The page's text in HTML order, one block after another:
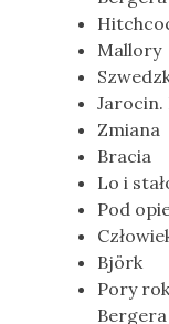
Mallory
Jarocin.
Zmiana
Bracia
Lo i
Pod
Björk
Pory
Bergera